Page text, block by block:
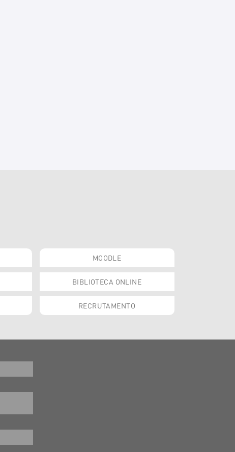
MOODLE
BIBLIOTECA ONLINE
RECRUTAMENTO